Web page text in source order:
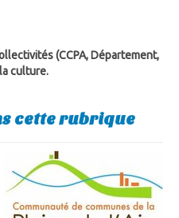
(CCPA, Département,
culture.
cette rubrique